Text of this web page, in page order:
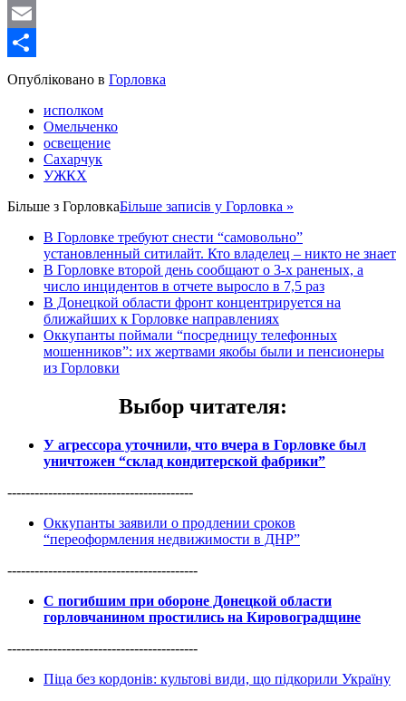
WordPress
Email
Share
Опубліковано в Горловка
исполком
Омельченко
освещение
Сахарчук
УЖКХ
Більше з ГорловкаБільше записів у Горловка »
В Горловке требуют снести “самовольно”
установленный ситилайт. Кто владелец – никто не знает
В Горловке второй день сообщают о 3-х раненых, а
число инцидентов в отчете выросло в 7,5 раз
В Донецкой области фронт концентрируется на
ближайших к Горловке направлениях
Оккупанты поймали “посредницу телефонных
мошенников”: их жертвами якобы были и пенсионеры
из Горловки
Выбор читателя:
У агрессора уточнили, что вчера в Горловке был
уничтожен “склад кондитерской фабрики”
-----------------------------------------
Оккупанты заявили о продлении сроков
“переоформления недвижимости в ДНР”
------------------------------------------
С погибшим при обороне Донецкой области
горловчанином простились на Кировоградщине
------------------------------------------
Піца без кордонів: культові види, що підкорили Україну